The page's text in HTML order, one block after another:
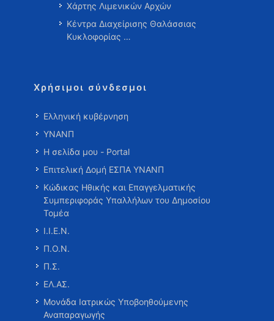
Χάρτης Λιμενικών Αρχών
Κέντρα Διαχείρισης Θαλάσσιας
Κυκλοφορίας …
Χρήσιμοι σύνδεσμοι
Ελληνική κυβέρνηση
ΥΝΑΝΠ
Η σελίδα μου - Portal
Επιτελική Δομή ΕΣΠΑ ΥΝΑΝΠ
Κώδικας Ηθικής και Επαγγελματικής
Συμπεριφοράς Υπαλλήλων του Δημοσίου
Τομέα
Ι.Ι.Ε.Ν.
Π.Ο.Ν.
Π.Σ.
ΕΛ.ΑΣ.
Μονάδα Ιατρικώς Υποβοηθούμενης
Αναπαραγωγής